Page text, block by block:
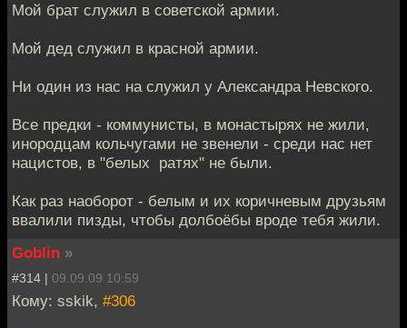
Мой брат служил в советской армии.
Мой дед служил в красной армии.
Ни один из нас на служил у Александра Невского.
Все предки - коммунисты, в монастырях не жили,
инородцам кольчугами не звенели - среди нас нет
нацистов, в "белых ратях" не были.
Как раз наоборот - белым и их коричневым друзьям
ввалили пизды, чтобы долбоёбы вроде тебя жили.
Goblin »
#314 | 09.09.09 10:59
Кому: sskik, #306